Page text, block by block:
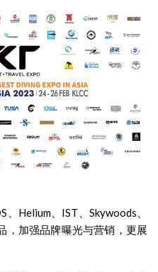
Helium、IST、Skywoods、
，加强品牌曝光与营销，更展